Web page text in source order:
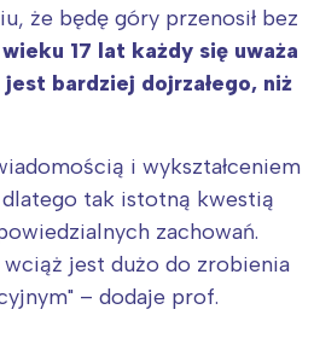
że będę góry przenosił bez
17 lat każdy się uważa
bardziej dojrzałego, niż
i wykształceniem
tak istotną kwestią
zachowań.
wciąż jest dużo do zrobienia
– dodaje prof.
Wszystkie